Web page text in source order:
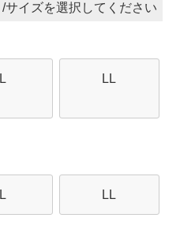
サイズ
L LL
L LL